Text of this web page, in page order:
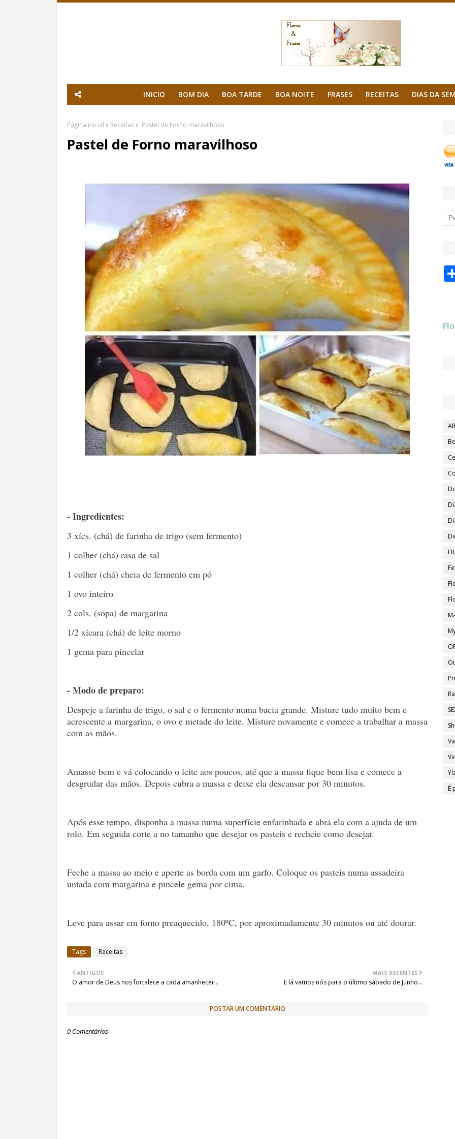
INICIO BOM DIA BOA TARDE BOA NOITE FRASES RECEITAS DIAS DA
Página inicial Receitas Pastel de Forno maravilhoso
Pastel de Forno maravilhoso
- Ingredientes:
3 xícs. (chá) de farinha de trigo (sem fermento)
1 colher (chá) rasa de sal
1 colher (chá) cheia de fermento em pó
1 ovo inteiro
2 cols. (sopa) de margarina
1/2 xícara (chá) de leite morno
1 gema para pincelar
- Modo de preparo:
Despeje a farinha de trigo, o sal e o fermento numa bacia grande. Misture tudo muito bem e
acrescente a margarina, o ovo e metade do leite. Misture novamente e comece a trabalhar a massa
com as mãos.
Amasse bem e vá colocando o leite aos poucos, até que a massa fique bem lisa e comece a
desgrudar das mãos. Depois cubra a massa e deixe ela descansar por 30 minutos.
Após esse tempo, disponha a massa numa superfície enfarinhada e abra ela com a ajuda de um
rolo. Em seguida corte a no tamanho que desejar os pasteis e recheie como desejar.
Feche a massa ao meio e aperte as borda com um garfo. Coloque os pasteis numa assadeira
untada com margarina e pincele gema por cima.
Leve para assar em forno preaquecido, 180ºC, por aproximadamente 30 minutos ou até dourar.
Tags Receitas
MAIS RECENTES
E lá vamos nós para o último sábado de Junho...
ANTIGOS
O amor de Deus nos fortalece a cada amanhecer...
POSTAR UM COMENTÁRIO
0 Comentários
É